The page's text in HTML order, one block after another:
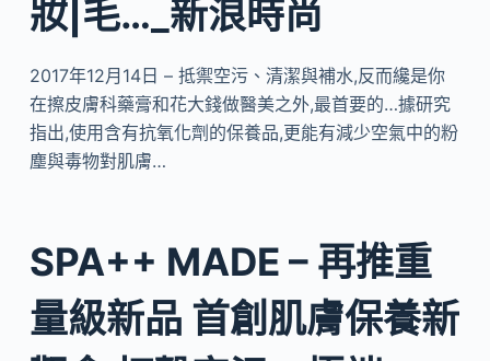
妝|毛…_新浪時尚
2017年12月14日 – 抵禦空污、清潔與補水,反而纔是你
在擦皮膚科藥膏和花大錢做醫美之外,最首要的…據研究
指出,使用含有抗氧化劑的保養品,更能有減少空氣中的粉
塵與毒物對肌膚…
SPA++ MADE – 再推重
量級新品 首創肌膚保養新